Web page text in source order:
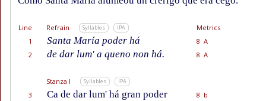
Line Refrain Syllables IPA
Metrics
1
Santa María poder há
8 A
2
de dar lum' a queno non há. 8 A
Stanza I Syllables IPA
3 Ca de dar lum' há gran poder
8 b